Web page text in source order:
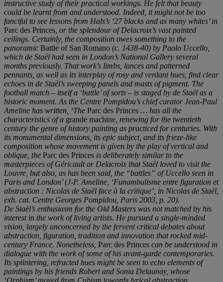
instructive study of their practical workings. He felt that beauty
could be learnt from and understood. Indeed, it might not be too
fanciful to see lessons from Hals’s ‘27 blacks and as many whites’in
Parc des Princes or the splendour of Delacroix’s vast painted
ceilings. Certainly, the composition owes something to the
panoramic Battle of San Romano (c. 1438-40) by Paolo Uccello,
which de Staël had seen in London’s National Gallery several
months previously. That work’s limbs, lances and patterned
pennants, as well as its interplay of rosy and verdant hues, find clear
echoes in de Staël’s sweeping panels and masts of pigment. The
football match – itself a ‘battle’of sorts – is staged by de Staël as a
historic moment. As the Centre Pompidou’s chief curator Jean-Paul
Ameline has written,
‘The Parc des Princes … has all the
characteristics of a grande machine , renewing for the twentieth
century the genre of history painting as practiced for centuries. With
its monumental dimensions, its epic subject, and its frieze-like
composition whose movement is given by the play of vertical and
oblique, the Parc des Princes is deliberately similar to the
masterpieces of Géricault or Delacroix that Staël loved to visit the
Louvre, but also, as has been said, the “battles” of Uccello seen in
Paris and London’(J-P. Ameline, ‘Funambulisme entre figuration et
abstraction : Nicolas de Staël face à la critique’ , in Nicolas de Staël,
exh. cat. Centre Georges Pompidou, Paris 2003, p. 20).
De Staël’s enthusiasm for the Old Masters was not matched by his
interest in the work of living artists. He pursued a single-minded
vision, largely unconcerned by the fervent critical debates about
abstraction, figuration, tradition and innovation that rocked mid-
century France. Nonetheless, Parc des Princes can be understood in
dialogue with the work of some of his avant-garde contemporaries.
Its splintering, refracted hues might be seen to echo elements of
paintings by his friends Robert and Sonia Delaunay, whose
‘Orphism’moved from Cubism towards lyrical abstraction,